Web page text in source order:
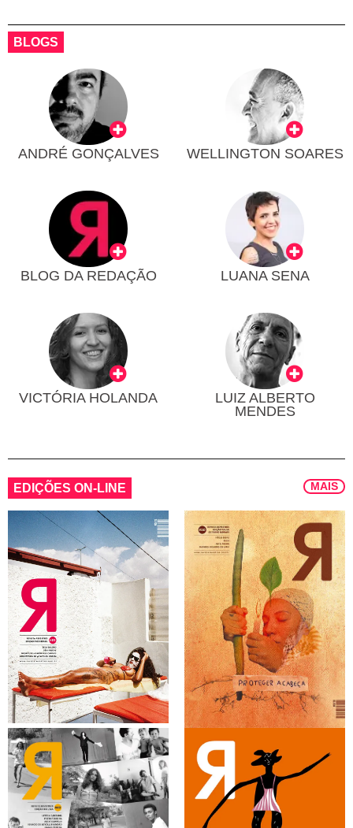
BLOGS
ANDRÉ GONÇALVES WELLINGTON SOARES
BLOG DA REDAÇÃO LUANA SENA
VICTÓRIA HOLANDA
LUIZ ALBERTO
MENDES
EDIÇÕES ON-LINE MAIS